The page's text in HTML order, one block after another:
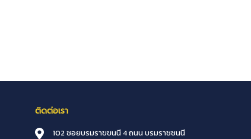
ติดต่อเรา
102 ซอยบรมราขขนนี 4 ถนน บรมราชชนนี